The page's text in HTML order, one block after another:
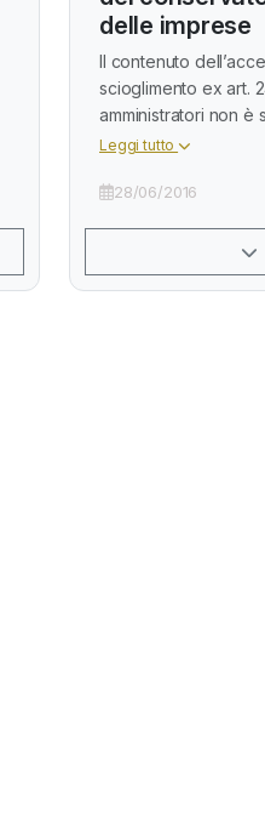
delle imprese
Il contenuto
scioglimento ex art.
amministratori non è
Leggi tutto
28/06/2016